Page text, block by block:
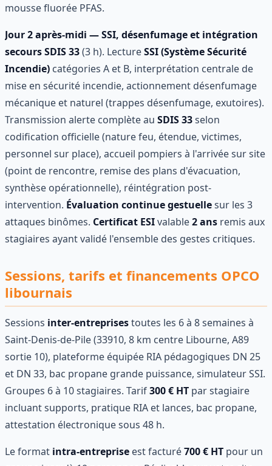
mousse fluorée PFAS.
Jour 2 après-midi — SSI, désenfumage et intégration
secours SDIS 33(3 h). LectureSSI (Système Sécurité
Incendie) catégories A et B, interprétation centrale de
mise en sécurité incendie, actionnement désenfumage
mécanique et naturel (trappes désenfumage, exutoires).
Transmission alerte complète au SDIS 33selon
codification officielle (nature feu, étendue, victimes,
personnel sur place), accueil pompiers à l'arrivée sur site
(point de rencontre, remise des plans d'évacuation,
synthèse opérationnelle), réintégration post-
intervention. Évaluation continue gestuellesur les 3
attaques binômes. Certificat ESIvalable2 ans remis aux
stagiaires ayant validé l'ensemble des gestes critiques.
Sessions, tarifs et financements OPCO
libournais
Sessions inter-entreprisestoutes les 6 à 8 semaines à
Saint-Denis-de-Pile (33910, 8 km centre Libourne, A89
sortie 10), plateforme équipée RIA pédagogiques DN 25
et DN 33, bac propane grande puissance, simulateur SSI.
Groupes 6 à 10 stagiaires. Tarif300 € HT par stagiaire
incluant supports, pratique RIA et lances, bac propane,
attestation électronique sous 48 h.
Le format intra-entreprise est facturé700 € HT pour un